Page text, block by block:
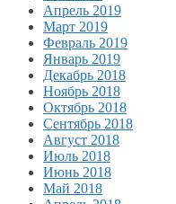
Апрель 2019
Март 2019
Февраль 2019
Январь 2019
Декабрь 2018
Ноябрь 2018
Октябрь 2018
Сентябрь 2018
Август 2018
Июль 2018
Июнь 2018
Май 2018